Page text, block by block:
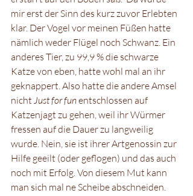
mir erst der Sinn des kurz zuvor Erlebten
klar. Der Vogel vor meinen Füßen hatte
nämlich weder Flügel noch Schwanz. Ein
anderes Tier, zu 99,9 % die schwarze
Katze von eben, hatte wohl mal an ihr
geknappert. Also hatte die andere Amsel
nicht Just for fun entschlossen auf
Katzenjagt zu gehen, weil ihr Würmer
fressen auf die Dauer zu langweilig
wurde. Nein, sie ist ihrer Artgenossin zur
Hilfe geeilt (oder geflogen) und das auch
noch mit Erfolg. Von diesem Mut kann
man sich mal ne Scheibe abschneiden.